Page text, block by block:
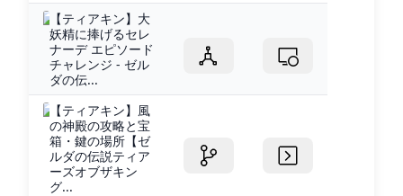
【ティアキン】大
妖精に捧げるセレ
ナーデ エピソード
チャレンジ - ゼル
ダの伝...
【ティアキン】風
の神殿の攻略と宝
箱・鍵の場所【ゼ
ルダの伝説ティア
ーズオブザキン
グ...